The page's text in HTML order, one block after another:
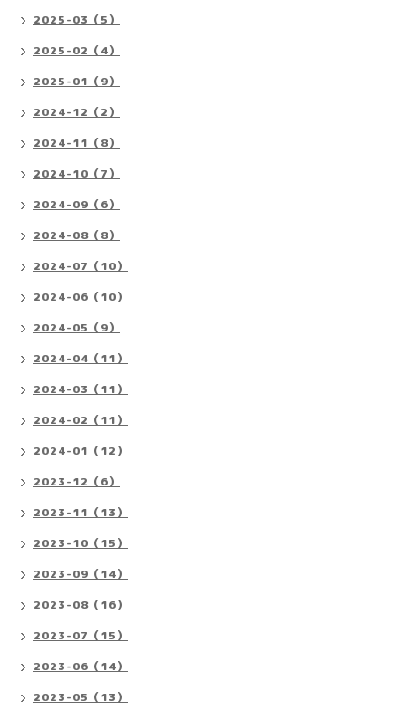
2025-03（5）
2025-02（4）
2025-01（9）
2024-12（2）
2024-11（8）
2024-10（7）
2024-09（6）
2024-08（8）
2024-07（10）
2024-06（10）
2024-05（9）
2024-04（11）
2024-03（11）
2024-02（11）
2024-01（12）
2023-12（6）
2023-11（13）
2023-10（15）
2023-09（14）
2023-08（16）
2023-07（15）
2023-06（14）
2023-05（13）